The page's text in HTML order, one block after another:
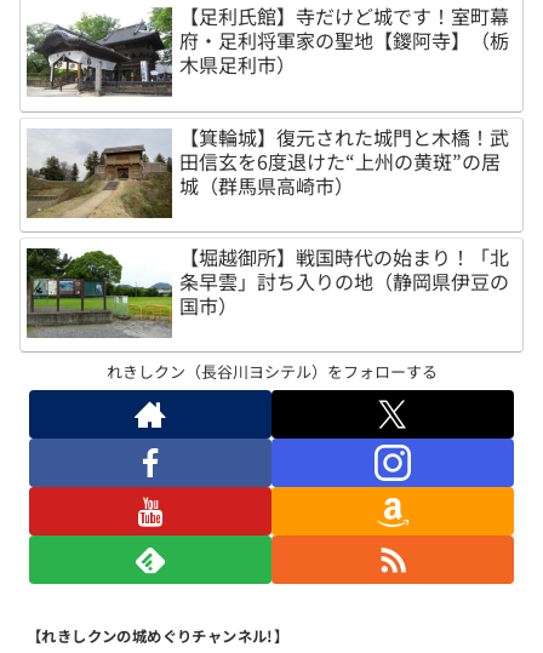
【足利氏館】寺だけど城です！室町幕
府・足利将軍家の聖地【鑁阿寺】（栃
木県足利市）
【箕輪城】復元された城門と木橋！武
田信玄を6度退けた“上州の黄斑”の居
城（群馬県高崎市）
【堀越御所】戦国時代の始まり！「北
条早雲」討ち入りの地（静岡県伊豆の
国市）
れきしクン（長谷川ヨシテル）をフォローする
【れきしクンの城めぐりチャンネル!】